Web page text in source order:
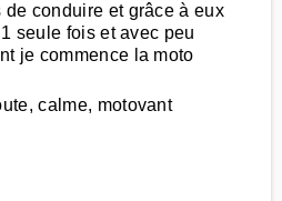
conduire et grâce à eux
seule fois et avec peu
je commence la moto
calme, motovant